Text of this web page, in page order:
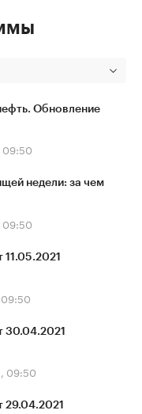
Обновление
09:50
недели: за чем
09:50
11.05.2021
09:50
30.04.2021
09:50
29.04.2021